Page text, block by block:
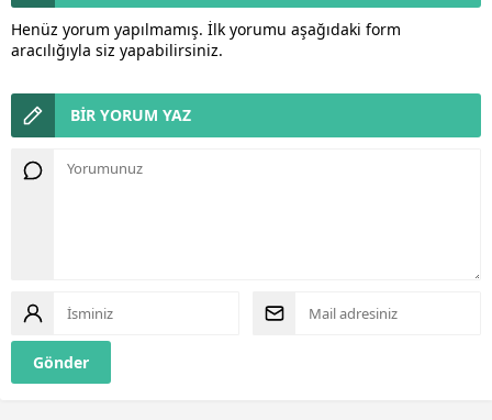
Henüz yorum yapılmamış. İlk yorumu aşağıdaki form
aracılığıyla siz yapabilirsiniz.
BİR YORUM YAZ